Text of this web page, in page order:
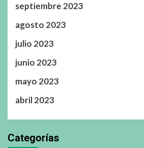
septiembre 2023
agosto 2023
julio 2023
junio 2023
mayo 2023
abril 2023
Categorías